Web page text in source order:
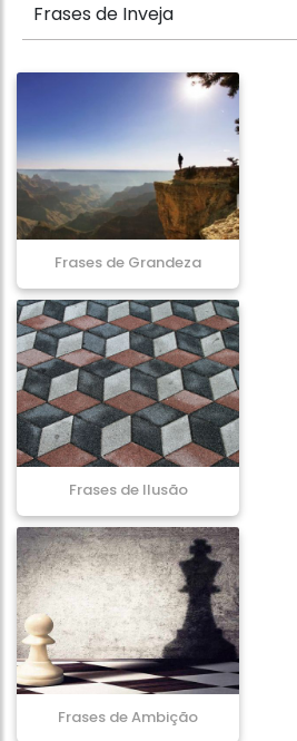
Frases de Inveja
Frases de Grandeza
Frases de Ilusão
Frases de Ambição